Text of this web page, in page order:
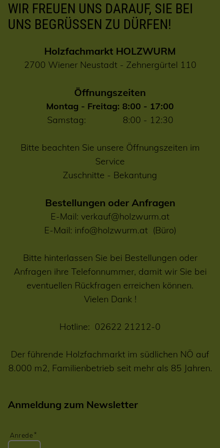
WIR FREUEN UNS DARAUF, SIE BEI
UNS BEGRÜSSEN ZU DÜRFEN!
Holzfachmarkt HOLZWURM
2700 Wiener Neustadt - Zehnergürtel 110
Öffnungszeiten
Montag - Freitag: 8:00 - 17:00
Samstag: 8:00 - 12:30
Bitte beachten Sie unsere Öffnungszeiten im
Service
Zuschnitte - Bekantung
Bestellungen oder Anfragen
E-Mail: verkauf@holzwurm.at
E-Mail: info@holzwurm.at(Büro)
Bitte hinterlassen Sie bei Bestellungen oder
Anfragen ihre Telefonnummer, damit wir Sie bei
eventuellen Rückfragen erreichen können.
Vielen Dank !
Hotline: 02622 21212-0
Der führende Holzfachmarkt im südlichen NÖ auf
8.000 m2, Familienbetrieb seit mehr als 85 Jahren.
Anmeldung zum Newsletter
Anrede